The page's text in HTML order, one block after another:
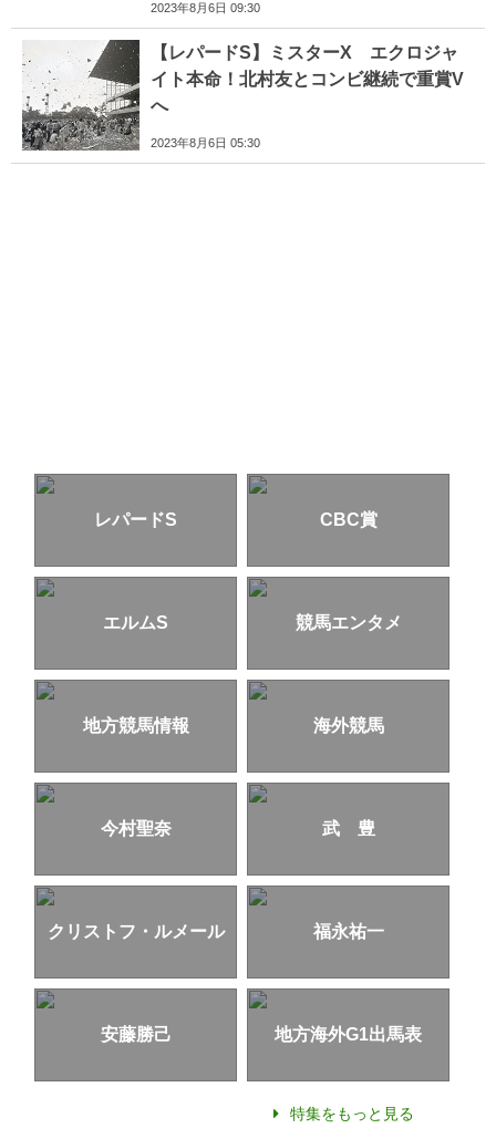
2023年8月6日 09:30
【レパードS】ミスターX エクロジャ
イト本命！北村友とコンビ継続で重賞V
へ
2023年8月6日 05:30
レパードS CBC賞
エルムS 競馬エンタメ
地方競馬情報 海外競馬
今村聖奈 武 豊
クリストフ・ルメール 福永祐一
安藤勝己 地方海外G1出馬表
特集をもっと見る